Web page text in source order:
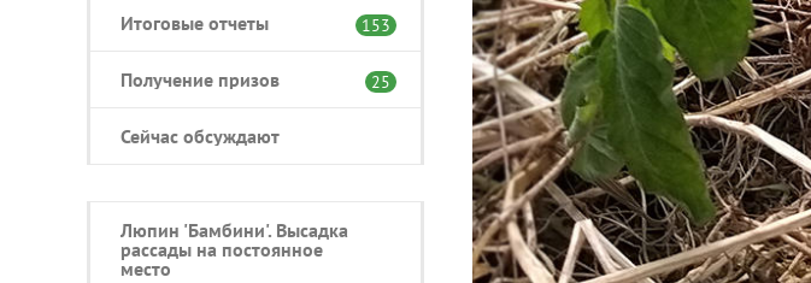
Итоговые отчеты 153
Получение призов 25
Сейчас обсуждают
Люпин 'Бамбини'. Высадка
рассады на постоянное
место